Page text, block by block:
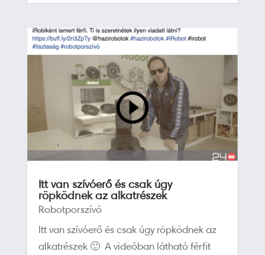
Itt van szívóerő és csak úgy
röpködnek az alkatrészek
Robotporszívó
Itt van szívóerő és csak úgy röpködnek az
alkatrészek 🙂 A videóban látható férfit